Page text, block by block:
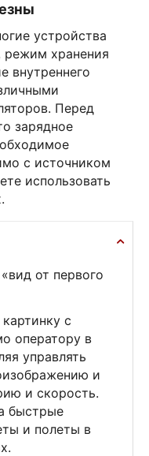
устройства
режим хранения
внутреннего
Перед
зарядное
с источником
использовать
от первого
с
оператору в
управлять
и
и скорость.
быстрые
и полеты в